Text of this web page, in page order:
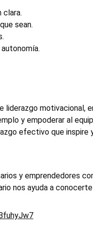
clara.
sean.
liderazgo motivacional,
y empoderar al
efectivo que inspire
nos ayuda a